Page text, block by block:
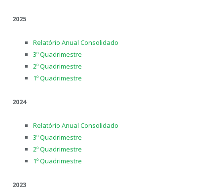
2025
Relatório Anual Consolidado
3º Quadrimestre
2º Quadrimestre
1º Quadrimestre
2024
Relatório Anual Consolidado
3º Quadrimestre
2º Quadrimestre
1º Quadrimestre
2023